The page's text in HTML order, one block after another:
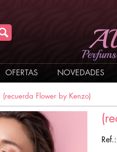
OFERTAS NOVEDADES
(recuerda Flower by Kenzo)
Ref.: